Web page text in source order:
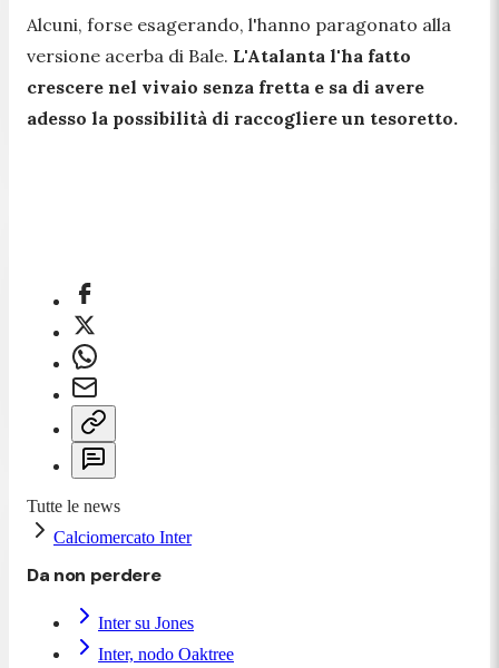
Alcuni, forse esagerando, l'hanno paragonato alla
versione acerba di Bale. L'Atalanta l'ha fatto
crescere nel vivaio senza fretta e sa di avere
adesso la possibilità di raccogliere un tesoretto.
Tutte le news
Calciomercato Inter
Da non perdere
Inter su Jones
Inter, nodo Oaktree